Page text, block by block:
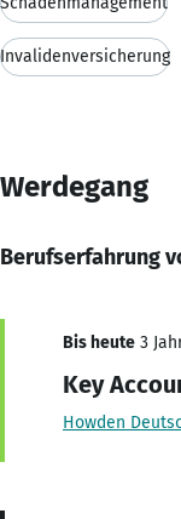
Invalidenversicherung
Werdegang
Berufserfahrung
Bis heute 3
Key
Howden